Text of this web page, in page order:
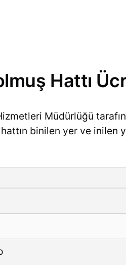
Hattı
Müdürlüğü
binilen yer ve inilen